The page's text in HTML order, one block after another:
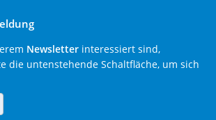
Newsletter interessiert sind,
die untenstehende Schaltfläche, um sich